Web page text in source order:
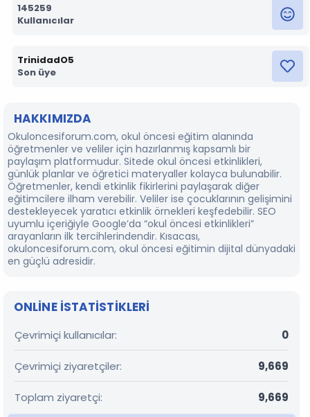
145259
Kullanıcılar
TrinidadO5
Son üye
HAKKIMIZDA
Okuloncesiforum.com, okul öncesi eğitim alanında
öğretmenler ve veliler için hazırlanmış kapsamlı bir
paylaşım platformudur. Sitede okul öncesi etkinlikleri,
günlük planlar ve öğretici materyaller kolayca bulunabilir.
Öğretmenler, kendi etkinlik fikirlerini paylaşarak diğer
eğitimcilere ilham verebilir. Veliler ise çocuklarının gelişimini
destekleyecek yaratıcı etkinlik örnekleri keşfedebilir. SEO
uyumlu içeriğiyle Google’da “okul öncesi etkinlikleri”
arayanların ilk tercihlerindendir. Kısacası,
okuloncesiforum.com, okul öncesi eğitimin dijital dünyadaki
en güçlü adresidir.
ONLINE ISTATISTIKLERI
Çevrimiçi kullanıcılar 0
Çevrimiçi ziyaretçiler 9,669
Toplam ziyaretçi 9,669